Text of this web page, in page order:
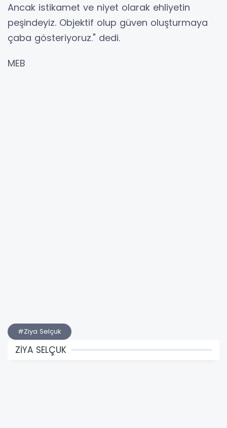
Ancak istikamet ve niyet olarak ehliyetin
peşindeyiz. Objektif olup güven oluşturmaya
çaba gösteriyoruz." dedi.
MEB
#Ziya Selçuk
ZİYA SELÇUK